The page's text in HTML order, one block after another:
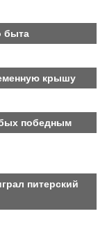
быта
крышу
победным
питерский